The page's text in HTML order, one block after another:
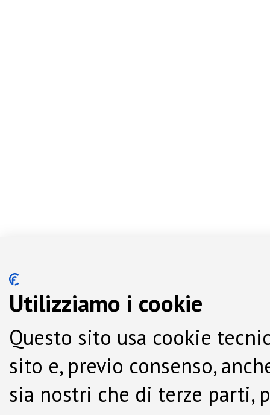
Utilizziamo i cookie
Questo sito usa cookie
sito e, previo consenso,
sia nostri che di terze parti,